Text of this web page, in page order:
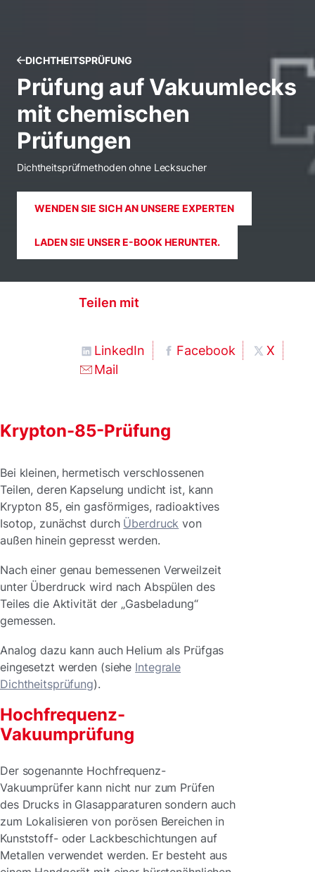
DICHTHEITSPRÜFUNG
Prüfung auf Vakuumlecks
mit chemischen
Prüfungen
Dichtheitsprüfmethoden ohne Lecksucher
WENDEN SIE SICH AN UNSERE EXPERTEN
LADEN SIE UNSER E-BOOK HERUNTER.
Teilen mit
LinkedIn Facebook
X
Mail
Krypton-85-Prüfung
Bei kleinen, hermetisch verschlossenen
Teilen, deren Kapselung undicht ist, kann
Krypton 85, ein gasförmiges, radioaktives
Isotop, zunächst durch Überdruck von
außen hinein gepresst werden.
Nach einer genau bemessenen Verweilzeit
unter Überdruck wird nach Abspülen des
Teiles die Aktivität der „Gasbeladung“
gemessen.
Analog dazu kann auch Helium als Prüfgas
eingesetzt werden (siehe Integrale
Dichtheitsprüfung).
Hochfrequenz-
Vakuumprüfung
Der sogenannte Hochfrequenz-
Vakuumprüfer kann nicht nur zum Prüfen
des Drucks in Glasapparaturen sondern auch
zum Lokalisieren von porösen Bereichen in
Kunststoff- oder Lackbeschichtungen auf
Metallen verwendet werden. Er besteht aus